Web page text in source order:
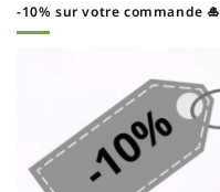
-10% sur votre commande 🎍